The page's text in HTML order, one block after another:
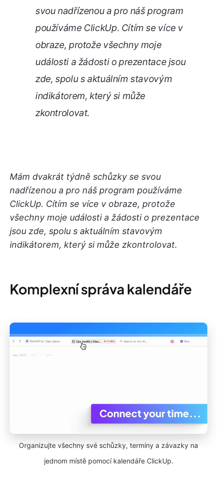
svou nadřízenou a pro náš program
používáme ClickUp. Cítím se více v
obraze, protože všechny moje
události a žádosti o prezentace jsou
zde, spolu s aktuálním stavovým
indikátorem, který si může
zkontrolovat.
Mám dvakrát týdně schůzky se svou
nadřízenou a pro náš program používáme
ClickUp. Cítím se více v obraze, protože
všechny moje události a žádosti o prezentace
jsou zde, spolu s aktuálním stavovým
indikátorem, který si může zkontrolovat.
Komplexní správa kalendáře
Organizujte všechny své schůzky, termíny a závazky na
jednom místě pomocí kalendáře ClickUp.